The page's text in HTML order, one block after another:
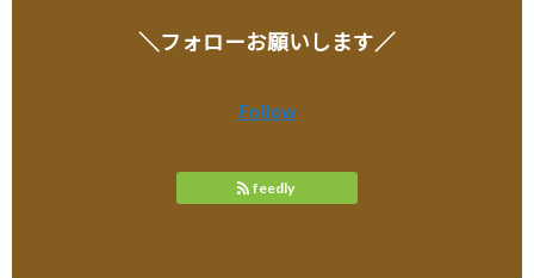
＼フォローお願いします／
Follow
feedly